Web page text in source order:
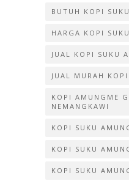
BUTUH KOPI
HARGA KOPI
JUAL KOPI SUKU
JUAL MURAH
KOPI AMUNGME
NEMANGKAWI
KOPI SUKU
KOPI SUKU
KOPI SUKU